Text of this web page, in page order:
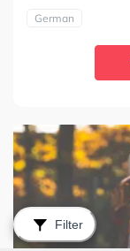
Filter
German